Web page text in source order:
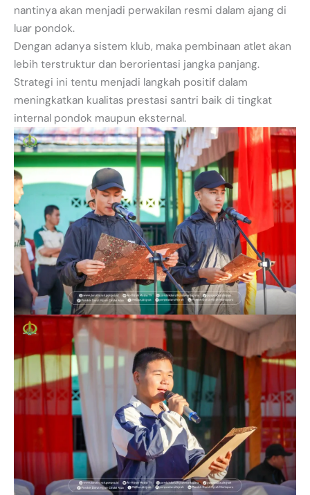
nantinya akan menjadi perwakilan resmi dalam ajang di
luar pondok.
Dengan adanya sistem klub, maka pembinaan atlet akan
lebih terstruktur dan berorientasi jangka panjang.
Strategi ini tentu menjadi langkah positif dalam
meningkatkan kualitas prestasi santri baik di tingkat
internal pondok maupun eksternal.